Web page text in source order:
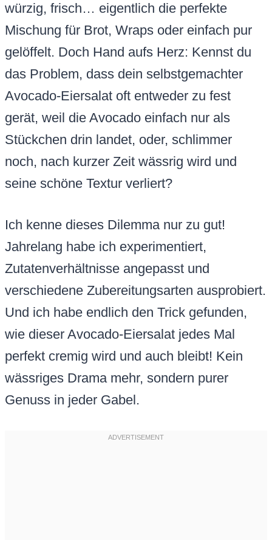
würzig, frisch… eigentlich die perfekte
Mischung für Brot, Wraps oder einfach pur
gelöffelt. Doch Hand aufs Herz: Kennst du
das Problem, dass dein selbstgemachter
Avocado-Eiersalat oft entweder zu fest
gerät, weil die Avocado einfach nur als
Stückchen drin landet, oder, schlimmer
noch, nach kurzer Zeit wässrig wird und
seine schöne Textur verliert?
Ich kenne dieses Dilemma nur zu gut!
Jahrelang habe ich experimentiert,
Zutatenverhältnisse angepasst und
verschiedene Zubereitungsarten ausprobiert.
Und ich habe endlich den Trick gefunden,
wie dieser Avocado-Eiersalat jedes Mal
perfekt cremig wird und auch bleibt! Kein
wässriges Drama mehr, sondern purer
Genuss in jeder Gabel.